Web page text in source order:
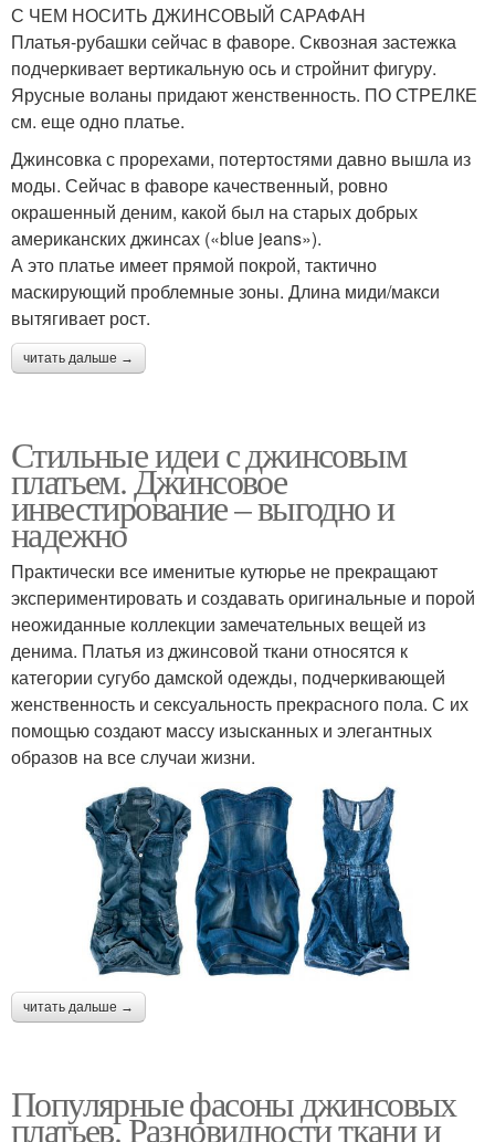
С ЧЕМ НОСИТЬ ДЖИНСОВЫЙ САРАФАН
Платья-рубашки сейчас в фаворе. Сквозная застежка
подчеркивает вертикальную ось и стройнит фигуру.
Ярусные воланы придают женственность. ПО СТРЕЛКЕ
см. еще одно платье.
Джинсовка с прорехами, потертостями давно вышла из
моды. Сейчас в фаворе качественный, ровно
окрашенный деним, какой был на старых добрых
американских джинсах («blue jeans»).
А это платье имеет прямой покрой, тактично
маскирующий проблемные зоны. Длина миди/макси
вытягивает рост.
читать дальше →
Стильные идеи с джинсовым
платьем. Джинсовое
инвестирование – выгодно и
надежно
Практически все именитые кутюрье не прекращают
экспериментировать и создавать оригинальные и порой
неожиданные коллекции замечательных вещей из
денима. Платья из джинсовой ткани относятся к
категории сугубо дамской одежды, подчеркивающей
женственность и сексуальность прекрасного пола. С их
помощью создают массу изысканных и элегантных
образов на все случаи жизни.
читать дальше →
Популярные фасоны джинсовых
платьев. Разновидности ткани и